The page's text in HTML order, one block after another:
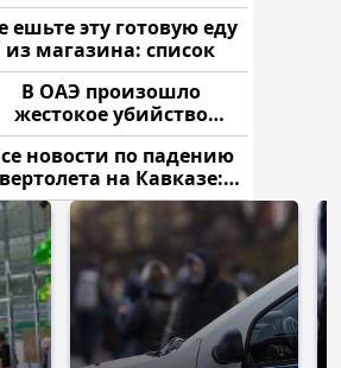
ешьте эту готовую еду
из магазина: список
В ОАЭ произошло
жестокое убийство
криптомиллионера
новости по падению
вертолета на Кавказе:
читать здесь